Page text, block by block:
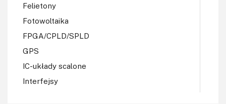
Felietony
Fotowoltaika
FPGA/CPLD/SPLD
GPS
IC-układy scalone
Interfejsy